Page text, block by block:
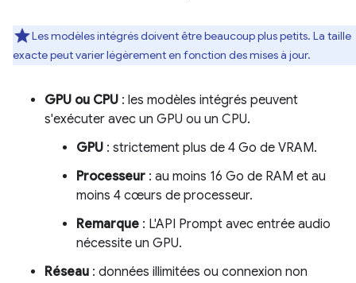
Les modèles intégrés doivent être beaucoup plus petits. La taille
exacte peut varier légèrement en fonction des mises à jour.
GPU ou CPU : les modèles intégrés peuvent
s'exécuter avec un GPU ou un CPU.
GPU : strictement plus de 4 Go de VRAM.
Processeur : au moins 16 Go de RAM et au
moins 4 cœurs de processeur.
Remarque : L'API Prompt avec entrée audio
nécessite un GPU.
Réseau : données illimitées ou connexion non